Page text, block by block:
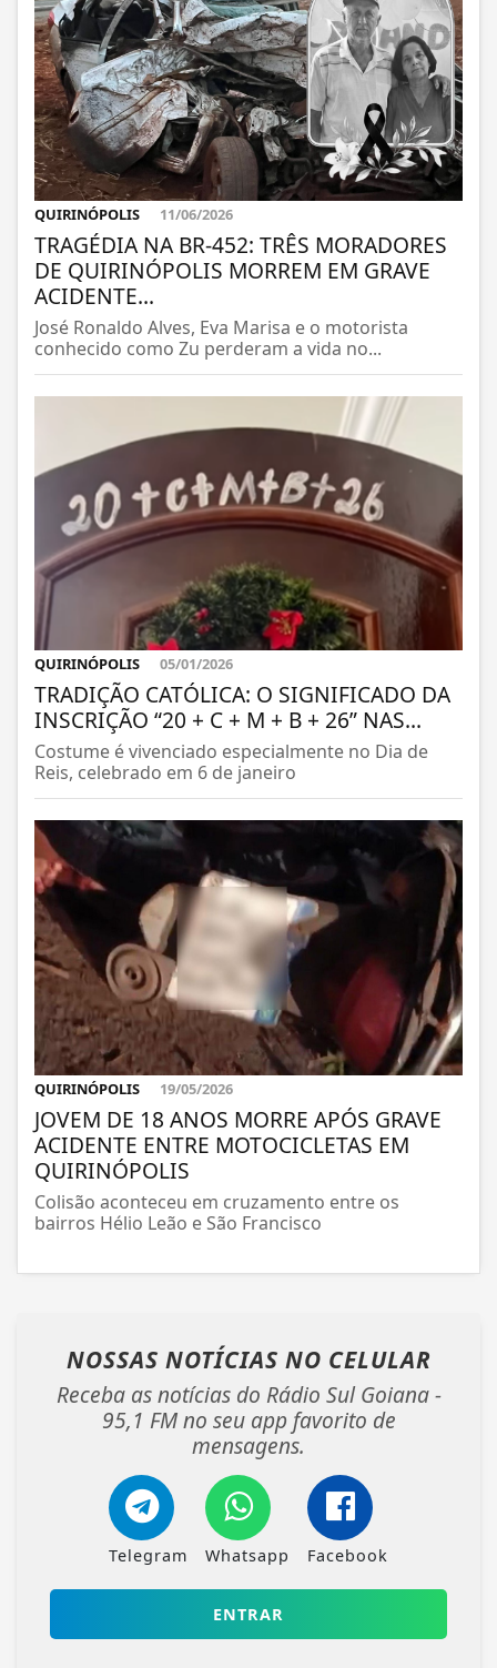
QUIRINÓPOLIS 11/06/2026
TRAGÉDIA NA BR-452: TRÊS MORADORES
DE QUIRINÓPOLIS MORREM EM GRAVE
ACIDENTE...
José Ronaldo Alves, Eva Marisa e o motorista
conhecido como Zu perderam a vida no...
QUIRINÓPOLIS 05/01/2026
TRADIÇÃO CATÓLICA: O SIGNIFICADO DA
INSCRIÇÃO “20 + C + M + B + 26” NAS...
Costume é vivenciado especialmente no Dia de
Reis, celebrado em 6 de janeiro
QUIRINÓPOLIS 19/05/2026
JOVEM DE 18 ANOS MORRE APÓS GRAVE
ACIDENTE ENTRE MOTOCICLETAS EM
QUIRINÓPOLIS
Colisão aconteceu em cruzamento entre os
bairros Hélio Leão e São Francisco
NOSSAS NOTÍCIAS NO CELULAR
Receba as notícias do Rádio Sul Goiana -
95,1 FM no seu app favorito de
mensagens.
Telegram Whatsapp Facebook
ENTRAR